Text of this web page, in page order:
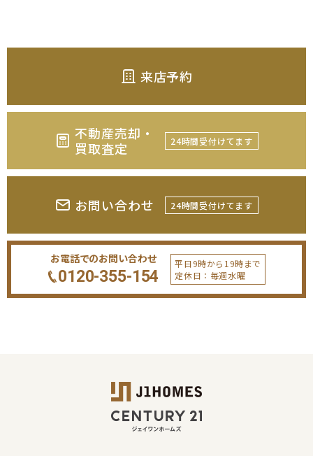
来店予約
不動産売却・
買取査定
24時間受付けてます
お問い合わせ 24時間受付けてます
お電話でのお問い合わせ
0120-355-154
平日9時から19時まで
定休日：毎週水曜